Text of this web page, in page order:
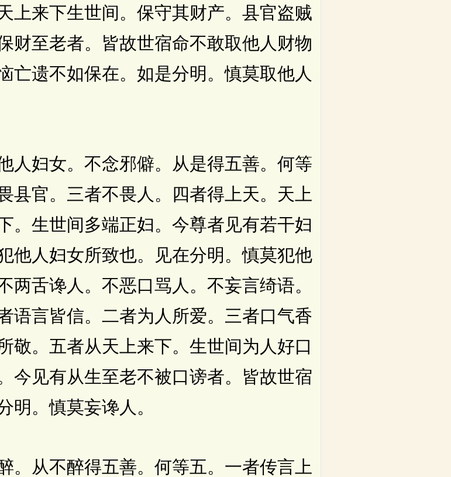
上来下生世间。保守其财产。县官盗贼
财至老者。皆故世宿命不敢取他人财物
亡遗不如保在。如是分明。慎莫取他人
妇女。不念邪僻。从是得五善。何等
县官。三者不畏人。四者得上天。天上
。生世间多端正妇。今尊者见有若干妇
他人妇女所致也。见在分明。慎莫犯他
两舌谗人。不恶口骂人。不妄言绮语。
语言皆信。二者为人所爱。三者口气香
敬。五者从天上来下。生世间为人好口
今见有从生至老不被口谤者。皆故世宿
明。慎莫妄谗人。
从不醉得五善。何等五。一者传言上